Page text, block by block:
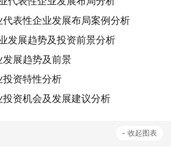
代表性企业发展布局案例分析
发展趋势及投资前景分析
发展趋势及前景
投资特性分析
投资机会及发展建议分析
- 收起图表